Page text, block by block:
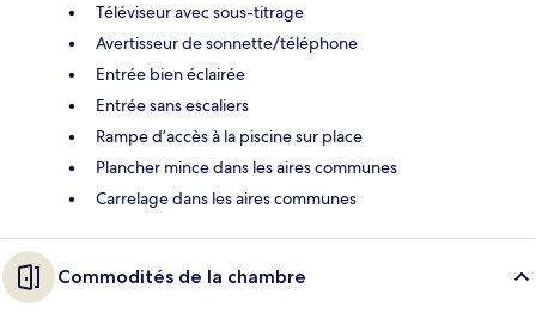
Téléviseur avec sous-titrage
Avertisseur de sonnette/téléphone
Entrée bien éclairée
Entrée sans escaliers
Rampe d’accès à la piscine sur place
Plancher mince dans les aires communes
Carrelage dans les aires communes
Commodités de la chambre